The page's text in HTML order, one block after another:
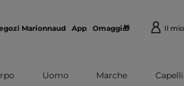
Marionnaud App Omaggi🎁 Il
Uomo Marche Capelli